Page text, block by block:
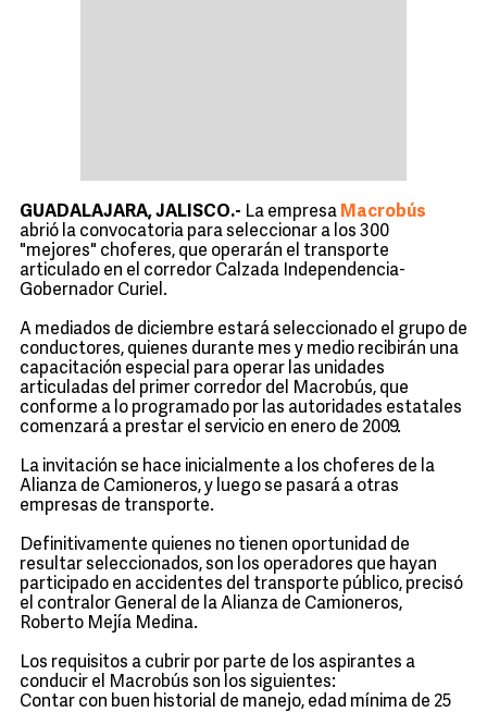
GUADALAJARA, JALISCO.- La empresa Macrobús
abrió la convocatoria para seleccionar a los 300
"mejores" choferes, que operarán el transporte
articulado en el corredor Calzada Independencia-
Gobernador Curiel.
A mediados de diciembre estará seleccionado el grupo de
conductores, quienes durante mes y medio recibirán una
capacitación especial para operar las unidades
articuladas del primer corredor del Macrobús, que
conforme a lo programado por las autoridades estatales
comenzará a prestar el servicio en enero de 2009.
La invitación se hace inicialmente a los choferes de la
Alianza de Camioneros, y luego se pasará a otras
empresas de transporte.
Definitivamente quienes no tienen oportunidad de
resultar seleccionados, son los operadores que hayan
participado en accidentes del transporte público, precisó
el contralor General de la Alianza de Camioneros,
Roberto Mejía Medina.
Los requisitos a cubrir por parte de los aspirantes a
conducir el Macrobús son los siguientes:
Contar con buen historial de manejo, edad mínima de 25